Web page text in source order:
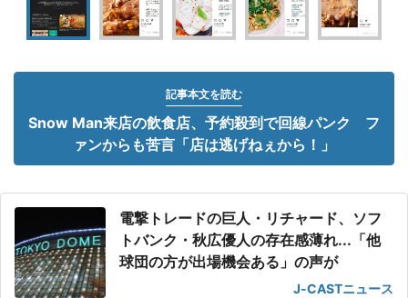
記事本文を読む
Snow Man来店の飲食店、予約殺到で回線パンク フ
ァンからも苦言「店は逃げねぇから！」
電撃トレードの巨人・リチャード、ソフ
トバンク・秋広優人の存在感薄れ...「他
球団の方が出場機会ある」の声が
J-CASTニュース